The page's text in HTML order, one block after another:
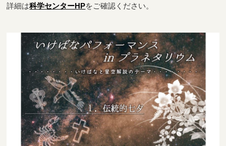
詳細は科学センターHPをご確認ください。